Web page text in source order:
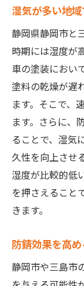
湿気が多い地
静岡県静岡市と
時期には湿度が
車の塗装におい
塗料の乾燥が遅
ます。そこで、
ます。さらに、
ることで、湿気
久性を向上させ
湿度が比較的低
を押さえること
きます。
防錆効果を高
静岡市や三島市